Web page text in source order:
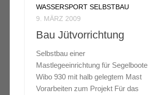
WASSERSPORT SELBSTBAU
9. MÄRZ 2009
Bau Jütvorrichtung
Selbstbau einer
Mastlegeeinrichtung für Segelboote
Wibo 930 mit halb gelegtem Mast
Vorarbeiten zum Projekt Für das